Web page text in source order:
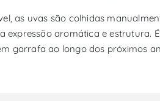
as uvas são colhidas
expressão aromática e
garrafa ao longo dos próximos